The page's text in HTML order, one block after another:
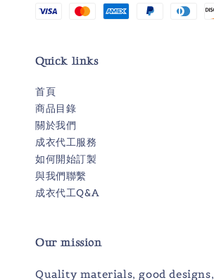
Quick links
首頁
商品目錄
關於我們
成衣代工服務
如何開始訂製
與我們聯繫
成衣代工Q&A
Our mission
Quality materials, good designs,